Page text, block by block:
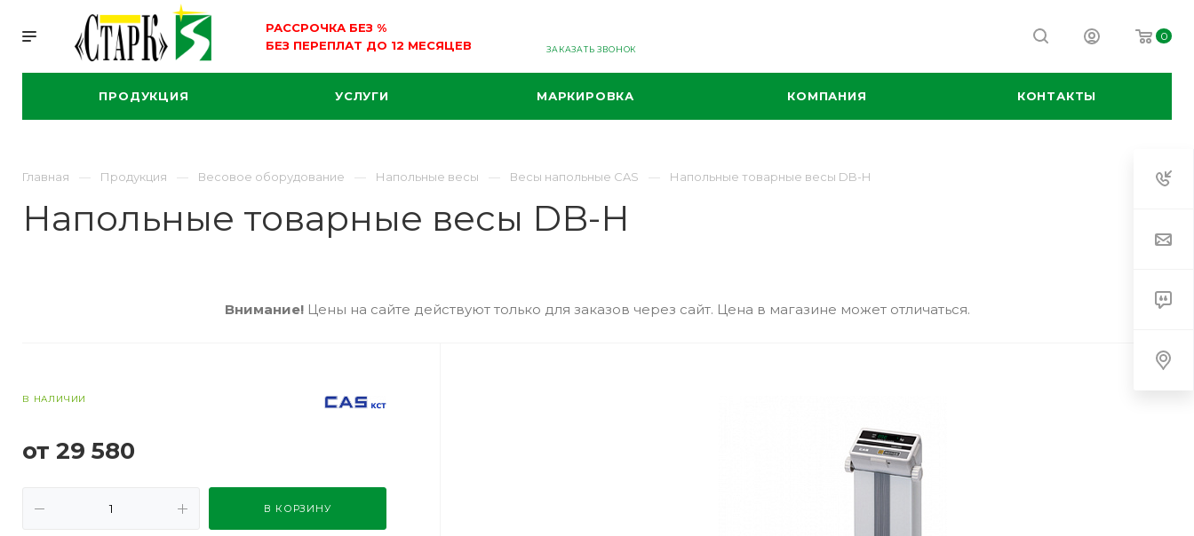
РАССРОЧКА БЕЗ %
БЕЗ ПЕРЕПЛАТ ДО 12 МЕСЯЦЕВ
ЗАКАЗАТЬ ЗВОНОК
0
ПРОДУКЦИЯ УСЛУГИ МАРКИРОВКА КОМПАНИЯ КОНТАКТЫ
Главная Продукция Весовое оборудование Напольные весы Весы напольные CAS Напольные товарные весы DB-H
Напольные товарные весы DB-H
Внимание!Цены на сайте действуют только для заказов через сайт. Цена в магазине может отличаться.
В НАЛИЧИИ
от 29 580
В КОРЗИНУ